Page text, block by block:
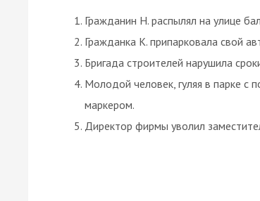
Гражданин Н. распылял на улице
Гражданка К. припарковала свой
Бригада строителей нарушила
Молодой человек, гуляя в парке с
маркером.
Директор фирмы уволил